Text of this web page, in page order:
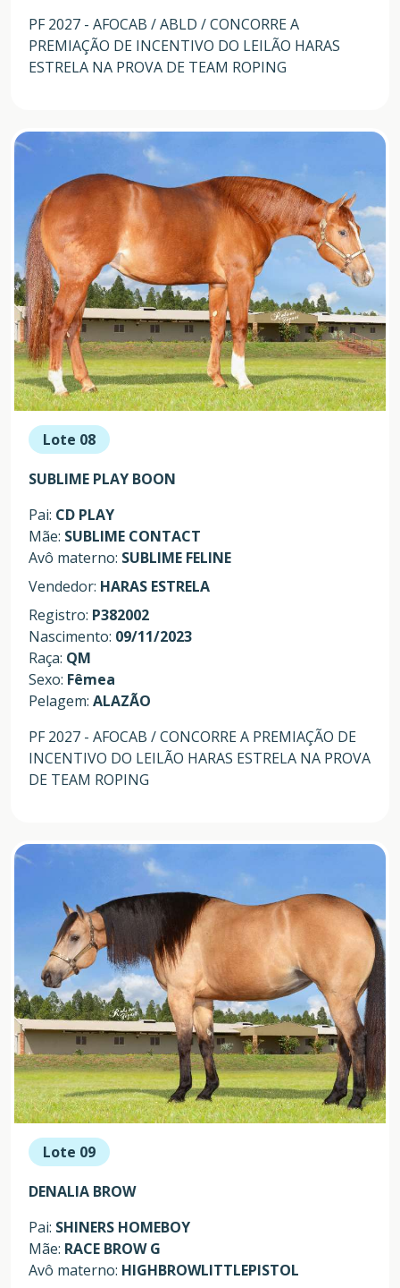
PF 2027 - AFOCAB / ABLD / CONCORRE A
PREMIAÇÃO DE INCENTIVO DO LEILÃO HARAS
ESTRELA NA PROVA DE TEAM ROPING
Lote 08
SUBLIME PLAY BOON
Pai: CD PLAY
Mãe: SUBLIME CONTACT
Avô materno: SUBLIME FELINE
Vendedor: HARAS ESTRELA
Registro: P382002
Nascimento: 09/11/2023
Raça: QM
Sexo: Fêmea
Pelagem: ALAZÃO
PF 2027 - AFOCAB / CONCORRE A PREMIAÇÃO DE
INCENTIVO DO LEILÃO HARAS ESTRELA NA PROVA
DE TEAM ROPING
Lote 09
DENALIA BROW
Pai: SHINERS HOMEBOY
Mãe: RACE BROW G
Avô materno: HIGHBROWLITTLEPISTOL